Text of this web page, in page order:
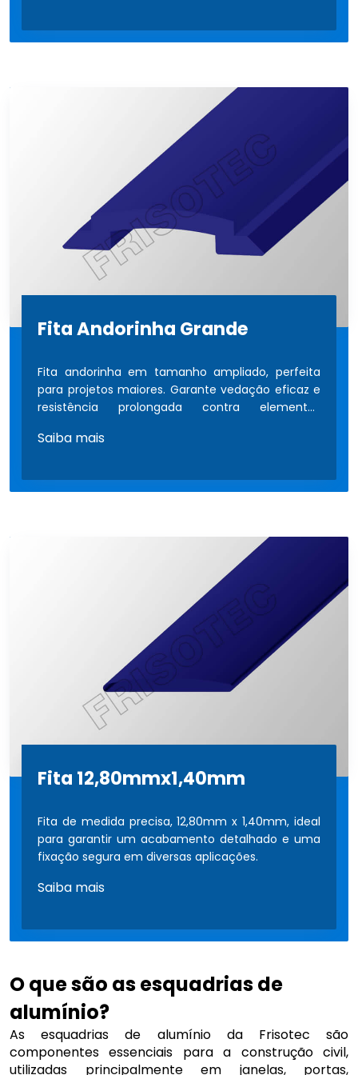
Fita Andorinha Grande
Fita andorinha em tamanho ampliado, perfeita
para projetos maiores. Garante vedação eficaz e
resistência prolongada contra elementos
Saiba mais
Fita 12,80mmx1,40mm
Fita de medida precisa, 12,80mm x 1,40mm, ideal
para garantir um acabamento detalhado e uma
fixação segura em diversas aplicações.
Saiba mais
O que são as esquadrias de
alumínio?
As esquadrias de alumínio da Frisotec são
componentes essenciais para a construção civil,
utilizadas principalmente em janelas, portas,